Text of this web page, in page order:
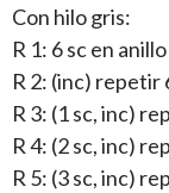
Con hilo gris:
R 1: 6 sc en
R 2: (inc) repetir
R 3: (1 sc, inc)
R 4: (2 sc, inc)
R 5: (3 sc, inc)